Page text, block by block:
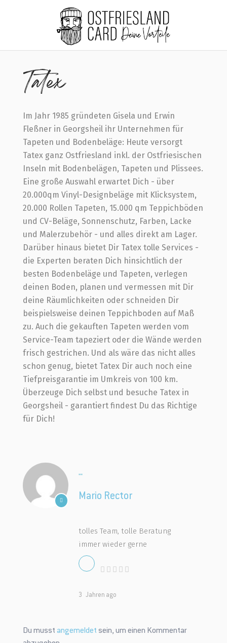
Tatex
Im Jahr 1985 gründeten Gisela und Erwin
Fleßner in Georgsheil ihr Unternehmen für
Tapeten und Bodenbeläge: Heute versorgt
Tatex ganz Ostfriesland inkl. der Ostfriesischen
Inseln mit Bodenbelägen, Tapeten und Plissees.
Eine große Auswahl erwartet Dich - über
20.000qm Vinyl-Designbeläge mit Klicksystem,
20.000 Rollen Tapeten, 15.000 qm Teppichböden
und CV-Beläge, Sonnenschutz, Farben, Lacke
und Malerzubehör - und alles direkt am Lager.
Darüber hinaus bietet Dir Tatex tolle Services -
die Experten beraten Dich hinsichtlich der
besten Bodenbeläge und Tapeten, verlegen
deinen Boden, planen und vermessen mit Dir
deine Räumlichkeiten oder schneiden Dir
beispielsweise deinen Teppichboden auf Maß
zu. Auch die gekauften Tapeten werden vom
Service-Team tapeziert oder die Wände werden
frisch gestrichen. Und als wäre das nicht alles
schon genug, bietet Tatex Dir auch noch eine
Tiefpreisgarantie im Umkreis von 100 km.
Überzeuge Dich selbst und besuche Tatex in
Georgsheil - garantiert findest Du das Richtige
für Dich!
""
Mario Rector
tolles Team, tolle Beratung
immer wieder gerne
3 Jahren ago
Du musst angemeldet sein, um einen Kommentar